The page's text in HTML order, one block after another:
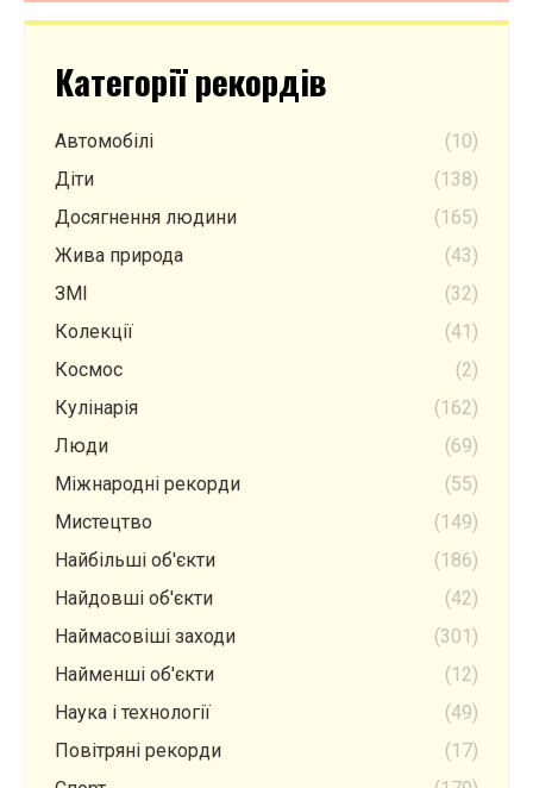
Категорії рекордів
Автомобілі
(10)
Діти
(138)
Досягнення людини
(165)
Жива природа
(43)
ЗМІ
(32)
Колекції
(41)
Космос
(2)
Кулінарія
(162)
Люди
(69)
Міжнародні рекорди
(55)
Мистецтво
(149)
Найбільші об'єкти
(186)
Найдовші об'єкти
(42)
Наймасовіші заходи
(301)
Найменші об'єкти
(12)
Наука і технології
(49)
Повітряні рекорди
(17)